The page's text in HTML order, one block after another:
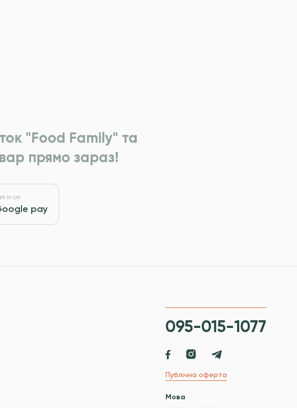
"Food Family" та
прямо зараз!
in on
pay
095-015-1077
Публічна оферта
Мова